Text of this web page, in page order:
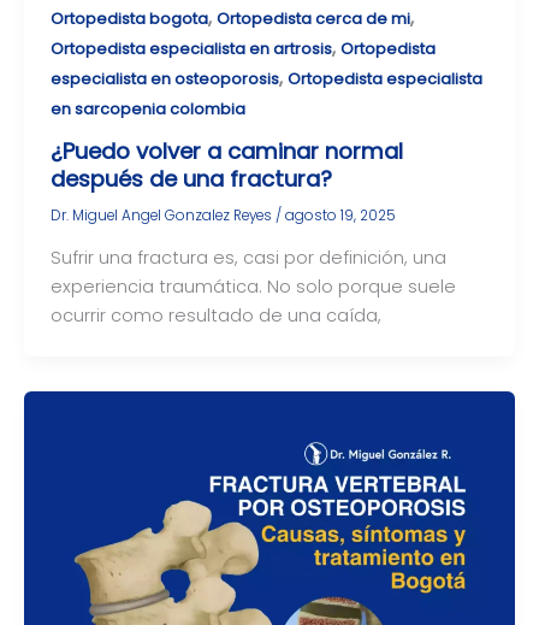
Ortopedista bogota, Ortopedista cerca de mi,
Ortopedista especialista en artrosis, Ortopedista
especialista en osteoporosis, Ortopedista especialista
en sarcopenia colombia
¿Puedo volver a caminar normal
después de una fractura?
Dr. Miguel Angel Gonzalez Reyes / agosto 19, 2025
Sufrir una fractura es, casi por definición, una
experiencia traumática. No solo porque suele
ocurrir como resultado de una caída,